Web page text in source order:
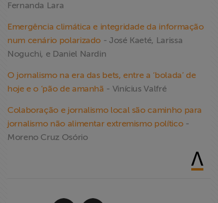
Fernanda Lara
Emergência climática e integridade da informação
num cenário polarizado - José Kaeté, Larissa
Noguchi, e Daniel Nardin
O jornalismo na era das bets, entre a ‘bolada’ de
hoje e o ‘pão de amanhã - Vinícius Valfré
Colaboração e jornalismo local são caminho para
jornalismo não alimentar extremismo político-
Moreno Cruz Osório